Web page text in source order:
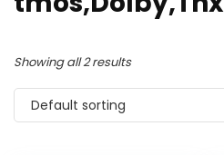
Showing all 2 results
Default sorting